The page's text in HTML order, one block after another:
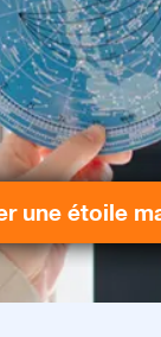
une étoile